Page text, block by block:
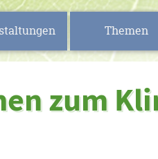
Themen
zum